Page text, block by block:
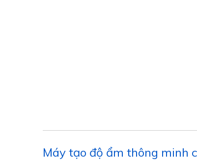
Máy tạo độ ẩm thông minh